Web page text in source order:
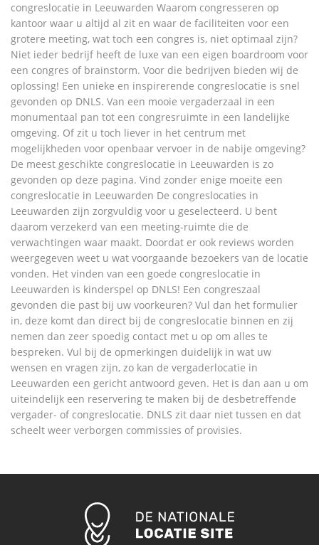
congreslocatie in Leeuwarden Waarom congresseren op
kantoor waar u altijd al zit en waar de faciliteiten voor een
grotere meeting, wat toch een congres is, niet optimaal zijn?
Niet ieder bedrijf heeft de luxe van een eigen boardroom voor
een congres of brainstorm. Voor die bedrijven bieden wij de
oplossing! Een unieke en inspirerende congreslocatie is snel
gevonden op DNLS. Van een mooie vergaderzaal in een
monumentaal pan tot een congresruimte in een landelijke
omgeving. Of zit u toch liever in het centrum met
mogelijkheden voor openbaar vervoer in de nabije omgeving?
De meest geschikte congreslocatie in Leeuwarden is zo
gevonden op deze pagina. Vind zonder enige moeite een
congreslocatie in Leeuwarden De congreslocaties in
Leeuwarden zijn zorgvuldig voor u geselecteerd. U bent
daarom verzekerd van een meeting-ruimte die de
verwachtingen waar maakt. Doordat er ook reviews worden
weergegeven weet u wat voorgaande bezoekers van de locatie
vonden. Het vinden van een goede congreslocatie in
Leeuwarden is kinderspel op DNLS! Een congreszaal
gevonden die past bij uw voorkeuren? Vul dan het formulier
in, deze komt dan direct bij de congreslocatie binnen en zij
nemen dan zeer spoedig contact met u op om alles te
bespreken. Vul bij de opmerkingen duidelijk in wat uw
wensen en vragen zijn, zo kan de vergaderlocatie in
Leeuwarden een gericht antwoord geven. Het is dan aan u om
uiteindelijk een reservering te maken bij de desbetreffende
vergader- of congreslocatie. DNLS zit daar niet tussen en dat
scheelt weer verborgen commissies of provisies.